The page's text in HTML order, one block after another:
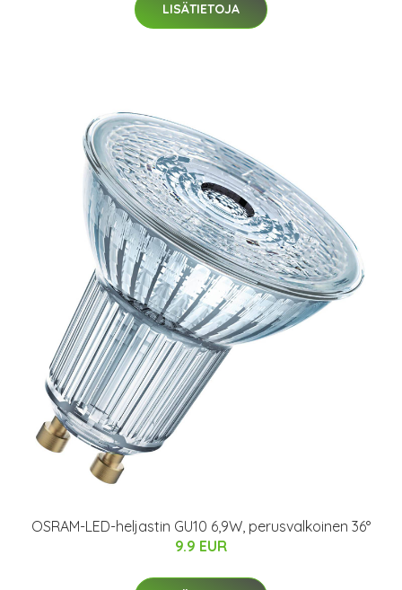
LISÄTIETOJA
OSRAM-LED-heljastin GU10 6,9W, perusvalkoinen 36°
9.9 EUR